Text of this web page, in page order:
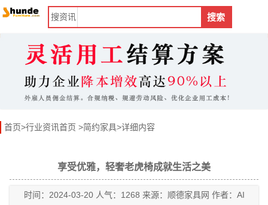
搜资讯 搜索
首页>行业资讯首页 >简约家具>详细内容
享受优雅，轻奢老虎椅成就生活之美
时间：2024-03-20 人气：1268 来源：顺德家具网 作者：AI